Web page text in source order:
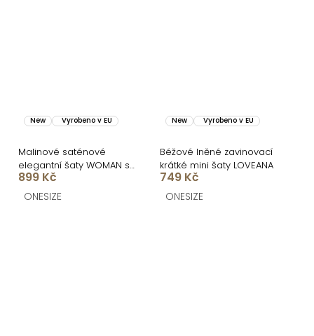
New Vyrobeno v EU
Malinové saténové
elegantní šaty WOMAN s
dlouhým rukávem
899 Kč
ONESIZE
New Vyrobeno v EU
Béžové lněné zavinovací
krátké mini šaty LOVEANA
749 Kč
ONESIZE